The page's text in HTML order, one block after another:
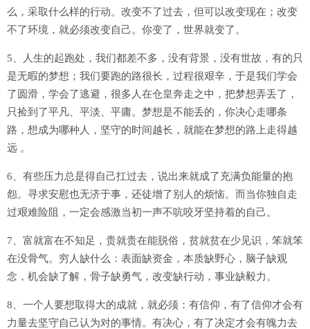
么，采取什么样的行动。改变不了过去，但可以改变现在；改变
不了环境，就必须改变自己。你变了，世界就变了。
5、人生的起跑处，我们都差不多，没有背景，没有世故，有的只
是无暇的梦想；我们要跑的路很长，过程很艰辛，于是我们学会
了圆滑，学会了逃避，很多人在仓皇奔走之中，把梦想弄丢了，
只捡到了平凡、平淡、平庸。梦想是不能丢的，你决心走哪条
路，想成为哪种人，坚守的时间越长，就能在梦想的路上走得越
远 。
6、有些压力总是得自己扛过去，说出来就成了充满负能量的抱
怨。寻求安慰也无济于事，还徒增了别人的烦恼。而当你独自走
过艰难险阻，一定会感激当初一声不吭咬牙坚持着的自己。
7、富就富在不知足，贵就贵在能脱俗，贫就贫在少见识，笨就笨
在没骨气。穷人缺什么：表面缺资金，本质缺野心，脑子缺观
念，机会缺了解，骨子缺勇气，改变缺行动，事业缺毅力。
8、一个人要想取得大的成就，就必须：有信仰，有了信仰才会有
力量去坚守自己认为对的事情。有决心，有了决定才会有魄力去